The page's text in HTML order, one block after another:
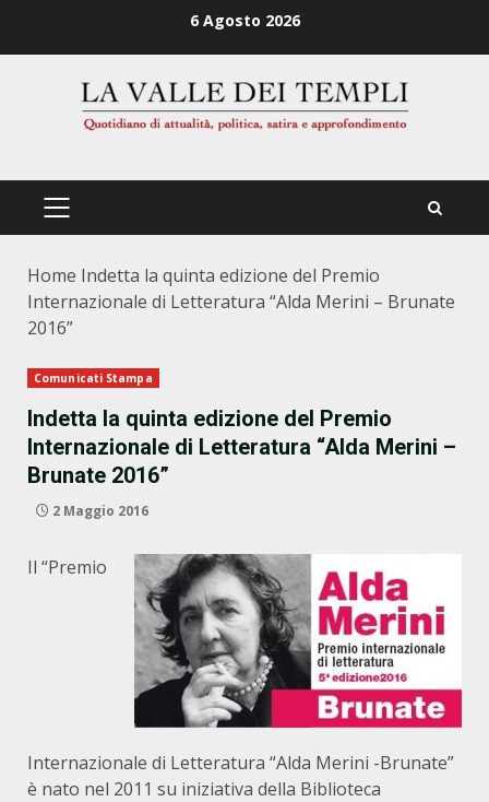
6 Agosto 2026
PRIMÄRES
Home Indetta la quinta edizione del Premio
Internazionale di Letteratura “Alda Merini – Brunate
2016”
Comunicati Stampa
Indetta la quinta edizione del Premio
Internazionale di Letteratura “Alda Merini –
Brunate 2016”
2 Maggio 2016
Il “Premio
Internazionale di Letteratura “Alda Merini -Brunate”
è nato nel 2011 su iniziativa della Biblioteca